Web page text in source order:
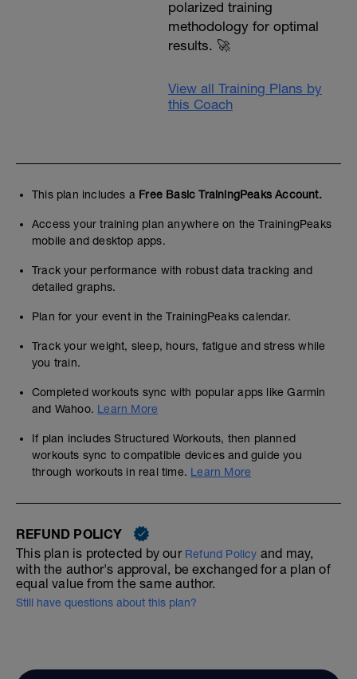
polarized training
methodology for optimal
results. 🚀
View all Training Plans by
this Coach
This plan includes a Free Basic TrainingPeaks Account.
Access your training plan anywhere on the TrainingPeaks
mobile and desktop apps.
Track your performance with robust data tracking and
detailed graphs.
Plan for your event in the TrainingPeaks calendar.
Track your weight, sleep, hours, fatigue and stress while
you train.
Completed workouts sync with popular apps like Garmin
and Wahoo. Learn More
If plan includes Structured Workouts, then planned
workouts sync to compatible devices and guide you
through workouts in real time. Learn More
REFUND POLICY
This plan is protected by our Refund Policy and may,
with the author's approval, be exchanged for a plan of
equal value from the same author.
Still have questions about this plan?